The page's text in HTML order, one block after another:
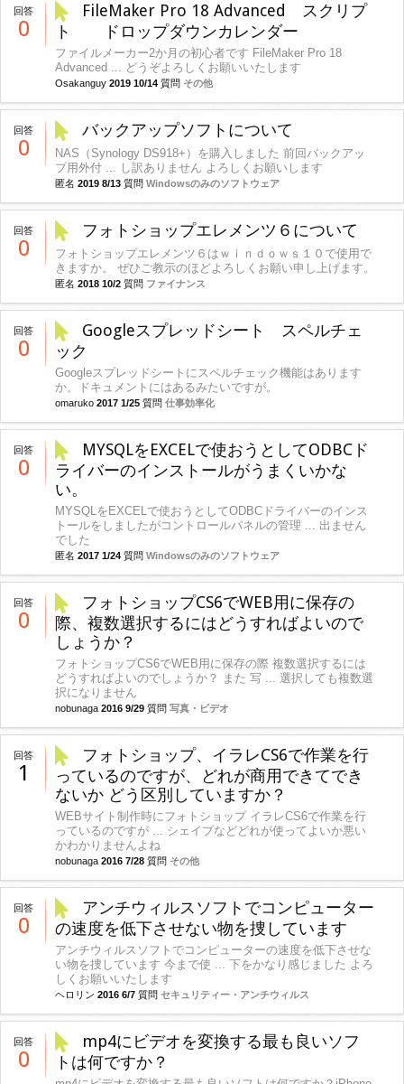
回答
0
FileMaker Pro 18 Advanced スクリプ
ト ドロップダウンカレンダー
ファイルメーカー2か月の初心者です FileMaker Pro 18
Advanced ... どうぞよろしくお願いいたします
Osakanguy 2019 10/14 質問 その他
回答
0
バックアップソフトについて
NAS（Synology DS918+）を購入しました 前回バックアッ
プ用外付 ... し訳ありません よろしくお願いします
匿名 2019 8/13 質問 Windowsのみのソフトウェア
回答
0
フォトショップエレメンツ６について
フォトショップエレメンツ６はｗｉｎｄｏｗｓ１０で使用で
きますか。 ぜひご教示のほどよろしくお願い申し上げます。
匿名 2018 10/2 質問 ファイナンス
回答
0
Googleスプレッドシート スペルチェ
ック
Googleスプレッドシートにスペルチェック機能はあります
か。ドキュメントにはあるみたいですが。
omaruko 2017 1/25 質問 仕事効率化
回答
0
MYSQLをEXCELで使おうとしてODBCド
ライバーのインストールがうまくいかな
い。
MYSQLをEXCELで使おうとしてODBCドライバーのインス
トールをしましたがコントロールパネルの管理 ... 出ません
でした
匿名 2017 1/24 質問 Windowsのみのソフトウェア
回答
0
フォトショップCS6でWEB用に保存の
際、複数選択するにはどうすればよいので
しょうか？
フォトショップCS6でWEB用に保存の際 複数選択するには
どうすればよいのでしょうか？ また 写 ... 選択しても複数選
択になりません
nobunaga 2016 9/29 質問 写真・ビデオ
回答
1
フォトショップ、イラレCS6で作業を行
っているのですが、どれが商用できてでき
ないか どう区別していますか？
WEBサイト制作時にフォトショップ イラレCS6で作業を行
っているのですが ... シェイプなどどれが使ってよいか悪い
かわかりませんよね
nobunaga 2016 7/28 質問 その他
回答
0
アンチウィルスソフトでコンピューター
の速度を低下させない物を捜しています
アンチウィルスソフトでコンピューターの速度を低下させな
い物を捜しています 今まで使 ... 下をかなり感じました よろ
しくお願いいたします
ヘロリン 2016 6/7 質問 セキュリティー・アンチウィルス
回答
0
mp4にビデオを変換する最も良いソフ
トは何ですか？